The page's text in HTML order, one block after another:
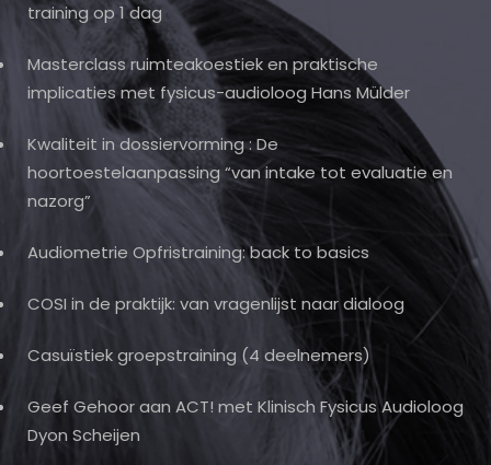
training op 1 dag
Masterclass ruimteakoestiek en praktische
implicaties met fysicus-audioloog Hans Mülder
Kwaliteit in dossiervorming : De
hoortoestelaanpassing “van intake tot evaluatie en
nazorg”
Audiometrie Opfristraining: back to basics
COSI in de praktijk: van vragenlijst naar dialoog
Casuïstiek groepstraining (4 deelnemers)
Geef Gehoor aan ACT! met Klinisch Fysicus Audioloog
Dyon Scheijen